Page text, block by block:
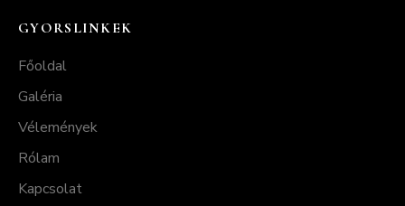
GYORSLINKEK
Főoldal
Galéria
Vélemények
Rólam
Kapcsolat